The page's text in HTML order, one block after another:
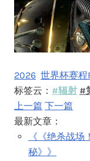
2026 世界杯赛程
标签云： #辐射 #
上一篇 下一篇
最新文章：
《《绝杀战
秘》》